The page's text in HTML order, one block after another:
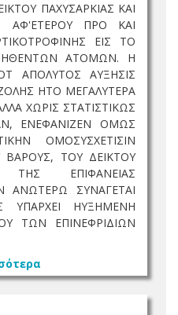
ΠΑΧΥΣΑΡΚΙΑΣ ΚΑΙ
ΑΦ'ΕΤΕΡΟΥ ΠΡΟ ΚΑΙ
ΕΙΣ ΤΟ
ΑΤΟΜΩΝ. Η
ΑΠΟΛΥΤΟΣ ΑΥΞΗΣΙΣ
ΗΤΟ ΜΕΓΑΛΥΤΕΡΑ
ΧΩΡΙΣ ΣΤΑΤΙΣΤΙΚΩΣ
ΕΝΕΦΑΝΙΖΕΝ ΟΜΩΣ
ΟΜΟΣΥΣΧΕΤΙΣΙΝ
ΤΟΥ ΔΕΙΚΤΟΥ
ΤΗΣ ΕΠΙΦΑΝΕΙΑΣ
ΣΥΝΑΓΕΤΑΙ
ΥΠΑΡΧΕΙ ΗΥΞΗΜΕΝΗ
ΤΩΝ ΕΠΙΝΕΦΡΙΔΙΩΝ